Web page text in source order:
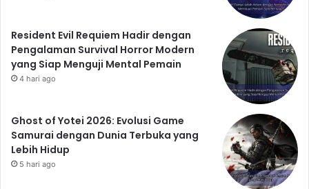
Resident Evil Requiem Hadir dengan
Pengalaman Survival Horror Modern
yang Siap Menguji Mental Pemain
4 hari ago
Ghost of Yotei 2026: Evolusi Game
Samurai dengan Dunia Terbuka yang
Lebih Hidup
5 hari ago